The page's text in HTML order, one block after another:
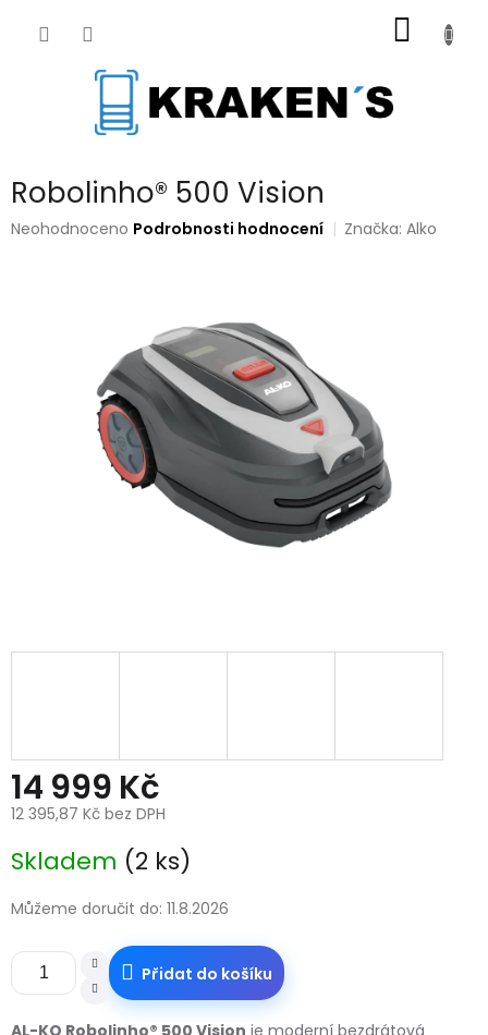
KOŠÍK
Robolinho® 500 Vision
Průměrné
Neohodnoceno Podrobnosti hodnocení Značka:Alko
14 999 Kč
12 395,87 Kč bez DPH
cena:
Skladem (2 ks)
Můžeme doručit do: 11.8.2026
Přidat do košíku